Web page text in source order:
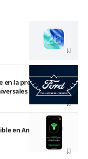
en la próxima
de Ford
en Andorra e